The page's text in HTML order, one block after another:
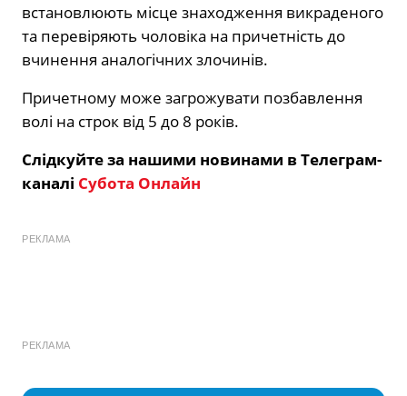
встановлюють місце знаходження викраденого
та перевіряють чоловіка на причетність до
вчинення аналогічних злочинів.
Причетному може загрожувати позбавлення
волі на строк від 5 до 8 років.
Слідкуйте за нашими новинами в Телеграм-
каналі Субота Онлайн
РЕКЛАМА
РЕКЛАМА